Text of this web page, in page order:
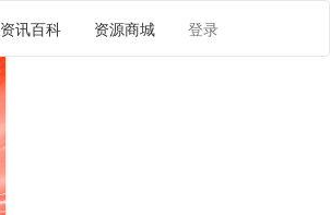
资讯百科 资源商城 登录